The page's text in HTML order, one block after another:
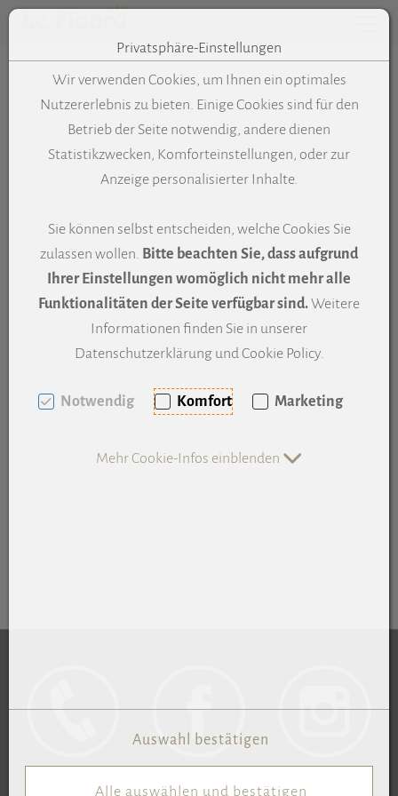
Zum Inhalt springen [AK + 0]
Zum Hauptmenü springen [AK + 1]
Zum Meta-Menü oben (links) springen [AK + 2]
Zum "Barrierefreiheits-Menü" springen [AK + 3]
Zu den Inhalten im Fußbereich springen [AK + 4]
Privatsphäre-Einstellungen
Wir verwenden Cookies, um Ihnen ein optimales
Nutzererlebnis zu bieten. Einige Cookies sind für den
Betrieb der Seite notwendig, andere dienen
Statistikzwecken, Komforteinstellungen, oder zur
Anzeige personalisierter Inhalte.
Sie können selbst entscheiden, welche Cookies Sie
zulassen wollen. Bitte beachten Sie, dass aufgrund
Ihrer Einstellungen womöglich nicht mehr alle
Funktionalitäten der Seite verfügbar sind.Weitere
Informationen finden Sie in unserer
Datenschutzerklärung und Cookie Policy.
Notwendig Komfort Marketing
Mehr Cookie-Infos einblenden
Auswahl bestätigen
Alle auswählen und bestätigen